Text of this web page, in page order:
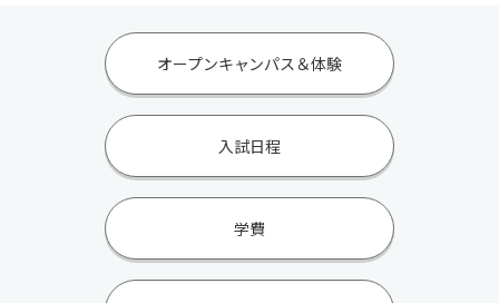
オープンキャンパス＆体験
入試日程
学費